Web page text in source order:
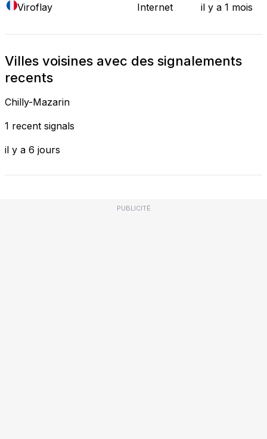
Viroflay
Internet il y a 1 mois
Villes voisines avec des signalements
recents
Chilly-Mazarin
1 recent signals
il y a 6 jours
PUBLICITÉ